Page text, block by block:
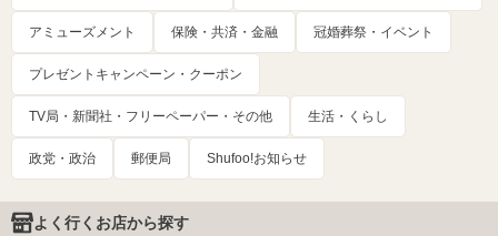
アミューズメント 保険・共済・金融 冠婚葬祭・イベント
プレゼントキャンペーン・クーポン
TV局・新聞社・フリーペーパー・その他 生活・くらし
政党・政治 郵便局 Shufoo!お知らせ
よく行くお店から探す